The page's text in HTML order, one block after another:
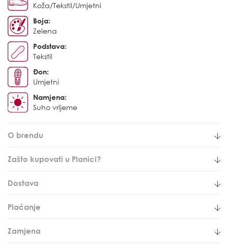
Koža/Tekstil/Umjetni
Boja:
Zelena
Podstava:
Tekstil
Đon:
Umjetni
Namjena:
Suho vrijeme
O brendu
Zašto kupovati u Planici?
Dostava
Plaćanje
Zamjena